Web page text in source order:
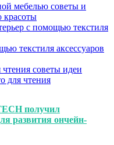
мебелью советы и
красоты
с помощью текстиля
текстиля аксессуаров
советы идеи
для чтения
получил
развития ончейн-